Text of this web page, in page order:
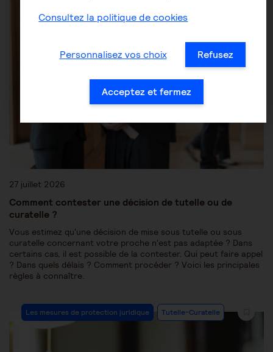
27 juillet 2026
Comment contester une décision de tutelle ou de
curatelle ?
Vous estimez qu'une décision de mise sous tutelle ou sous
curatelle concernant votre proche n'est pas adaptée ? Dans
certains cas, il est possible de la contester. Qui peut faire appel
? Dans quels délais ? Comment procéder ? Voici les principales
règles à connaître.
Les mesures de protection juridique Tutelle-Curatelle
Consultez la politique de cookies
Personnalisez vos choix Refusez
Acceptez et fermez